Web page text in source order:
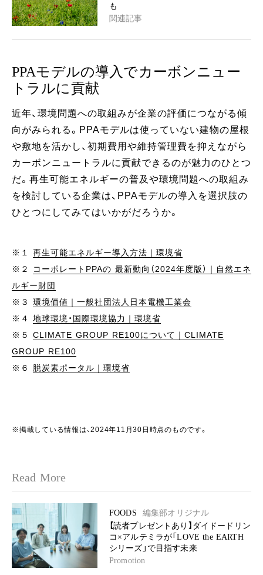
も
関連記事
PPAモデルの導入でカーボンニュー
トラルに貢献
近年、環境問題への取組みが企業の評価につながる傾
向がみられる。PPAモデルは使っていない建物の屋根
や敷地を活かし、初期費用や維持管理費を抑えながら
カーボンニュートラルに貢献できるのが魅力のひとつ
だ。再生可能エネルギーの普及や環境問題への取組み
を検討している企業は、PPAモデルの導入を選択肢の
ひとつにしてみてはいかがだろうか。
※１ 再生可能エネルギー導入方法｜環境省
※２
コーポレートPPAの 最新動向（2024年度版）｜自然エネ
ルギー財団
※３ 環境価値｜一般社団法人日本電機工業会
※４ 地球環境・国際環境協力｜環境省
※５ CLIMATE GROUP RE100について｜CLIMATE
GROUP RE100
※６ 脱炭素ポータル｜環境省
※掲載している情報は、2024年11月30日時点のものです。
Read More
FOODS
編集部オリジナル
【読者プレゼントあり】ダイドードリン
コ×アルテミラが「LOVE the EARTH
シリーズ」で目指す未来
Promotion